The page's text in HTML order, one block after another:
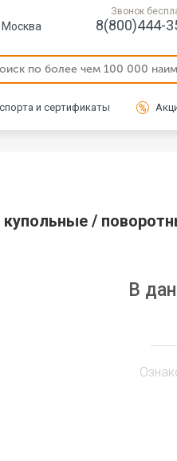
Москва
Звонок
8(800)444-
и сертификаты
/
В